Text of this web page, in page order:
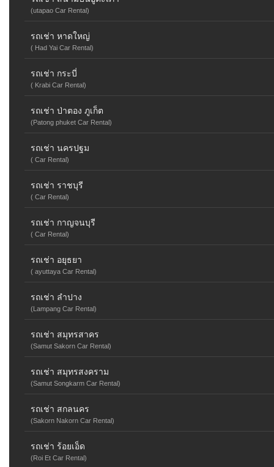
(utapao Car Rental)
รถเช่า หาดใหญ่
( Had Yai Car Rental)
รถเช่า กระบี่
( Krabi Car Rental)
รถเช่า ป่าตอง ภูเก็ต
(Patong phuket Car Rental)
รถเช่า นครปฐม
( Car Rental)
รถเช่า ราชบุรี
( Car Rental)
รถเช่า กาญจนบุรี
( Car Rental)
รถเช่า อยุธยา
( ayuttaya Car Rental)
รถเช่า ลำปาง
(Lampang Car Rental)
รถเช่า สมุทรสาคร
(Samut Sakorn Car Rental)
รถเช่า สมุทรสงคราม
(Samut Songkarm Car Rental)
รถเช่า สกลนคร
(Sakorn Nakorn Car Rental)
รถเช่า ร้อยเอ็ด
(Roi Et Car Rental)